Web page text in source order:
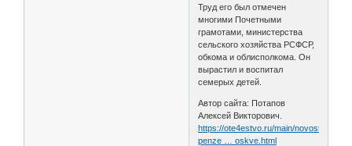
Труд его был отмечен
многими Почетными
грамотами, министерства
сельского хозяйства РСФСР,
обкома и облисполкома. Он
вырастил и воспитал
семерых детей.
Автор сайта: Потапов
Алексей Викторович.
https://ote4estvo.ru/main/novosti-
penze … oskve.html